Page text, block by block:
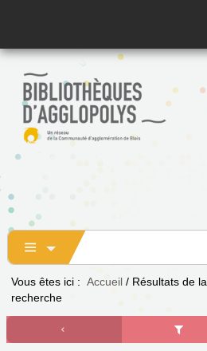
Vous êtes ici : Accueil / Résultats de la
recherche